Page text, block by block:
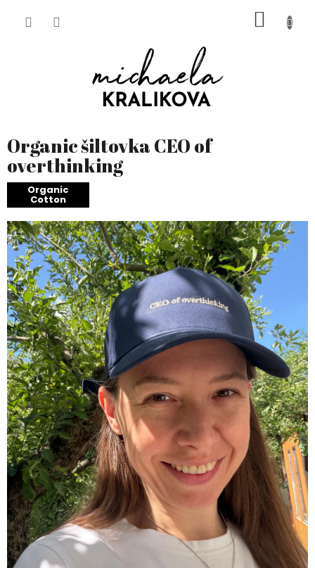
KOŠÍK
Organic šiltovka CEO of
overthinking
Organic
Cotton